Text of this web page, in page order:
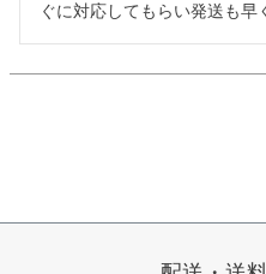
ぐに対応してもらい発送も早